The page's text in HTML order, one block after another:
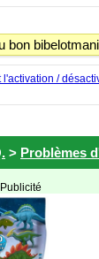
bon
l'activation /
> Problèmes
Publicité